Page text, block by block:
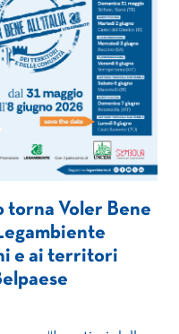
torna Voler Bene
e ai territori